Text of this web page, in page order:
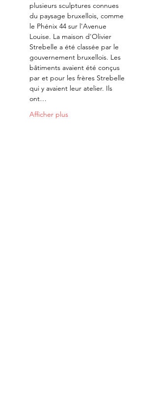
plusieurs sculptures connues
du paysage bruxellois, comme
le Phénix 44 sur l'Avenue
Louise. La maison d'Olivier
Strebelle a été classée par le
gouvernement bruxellois. Les
bâtiments avaient été conçus
par et pour les frères Strebelle
qui y avaient leur atelier. Ils
ont…
Afficher plus